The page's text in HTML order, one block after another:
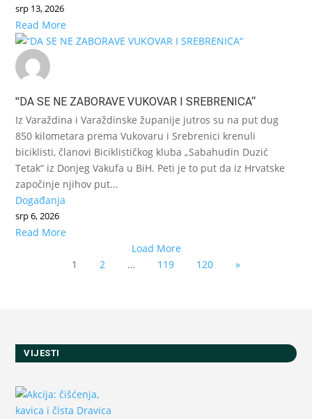
srp 13, 2026
Read More
"DA SE NE ZABORAVE VUKOVAR I SREBRENICA“
Iz Varaždina i Varaždinske županije jutros su na put dug
850 kilometara prema Vukovaru i Srebrenici krenuli
biciklisti, članovi Biciklističkog kluba „Sabahudin Duzić
Tetak“ iz Donjeg Vakufa u BiH. Peti je to put da iz Hrvatske
započinje njihov put...
Događanja
srp 6, 2026
Read More
Load More
1
2 … 119 120 »
VIJESTI